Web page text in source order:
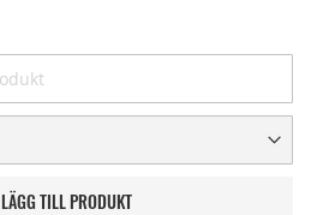
LÄGG TILL PRODUKT